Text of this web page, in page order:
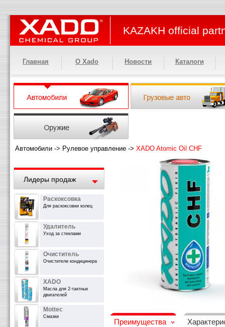
KAZAKH official
Главная О Xado Новости Каталоги
Автомобили -> Рулевое управление -> XADO Atomic Oil CHF
Лидеры продаж
Раскоксовка
Для раскоксовки колец
Удалитель
Уход за стеклами
Очиститель
Очистители кондицинера
XADO
Масла для 2-тактных
двигателей
Mottec
Смазки
Преимущества